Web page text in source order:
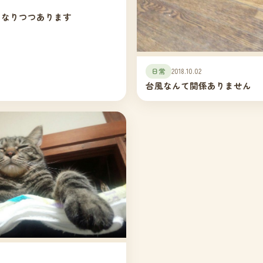
りつつあります
日常 2018.10.02
台風なんて関係ありません